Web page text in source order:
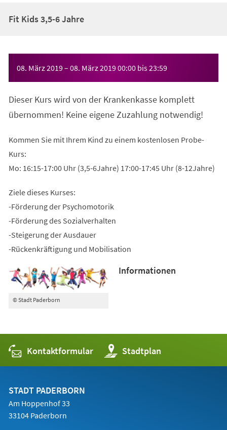
Fit Kids 3,5-6 Jahre
08. März 2019– 08. März 201900:00 bis23:59
Dieser Kurs wird von der Krankenkasse komplett
übernommen! Keine eigene Zuzahlung notwendig!
Kommen Sie mit Ihrem Kind zu einem kostenlosen Probe-
Kurs:
Mo: 16:15-17:00 Uhr (3,5-6Jahre) 17:00-17:45 Uhr (8-12Jahre)
Ziele dieses Kurses:
-Förderung der Psychomotorik
-Förderung des Sozialverhalten
-Steigerung der Ausdauer
-Rückenkräftigung und Mobilisation
© Stadt Paderborn
Informationen
Kontaktformular Stadtplan
(Öffnet
in
einem
STADT PADERBORN
Am Hoppenhof 33
33104 Paderborn